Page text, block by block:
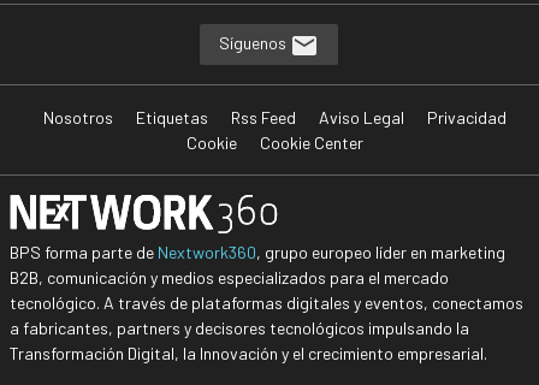
Síguenos
Nosotros Etiquetas Rss Feed Aviso Legal
Privacidad
Cookie
Cookie Center
BPS forma parte de Nextwork360, grupo europeo líder en marketing
B2B, comunicación y medios especializados para el mercado
tecnológico. A través de plataformas digitales y eventos, conectamos
a fabricantes, partners y decisores tecnológicos impulsando la
Transformación Digital, la Innovación y el crecimiento empresarial.